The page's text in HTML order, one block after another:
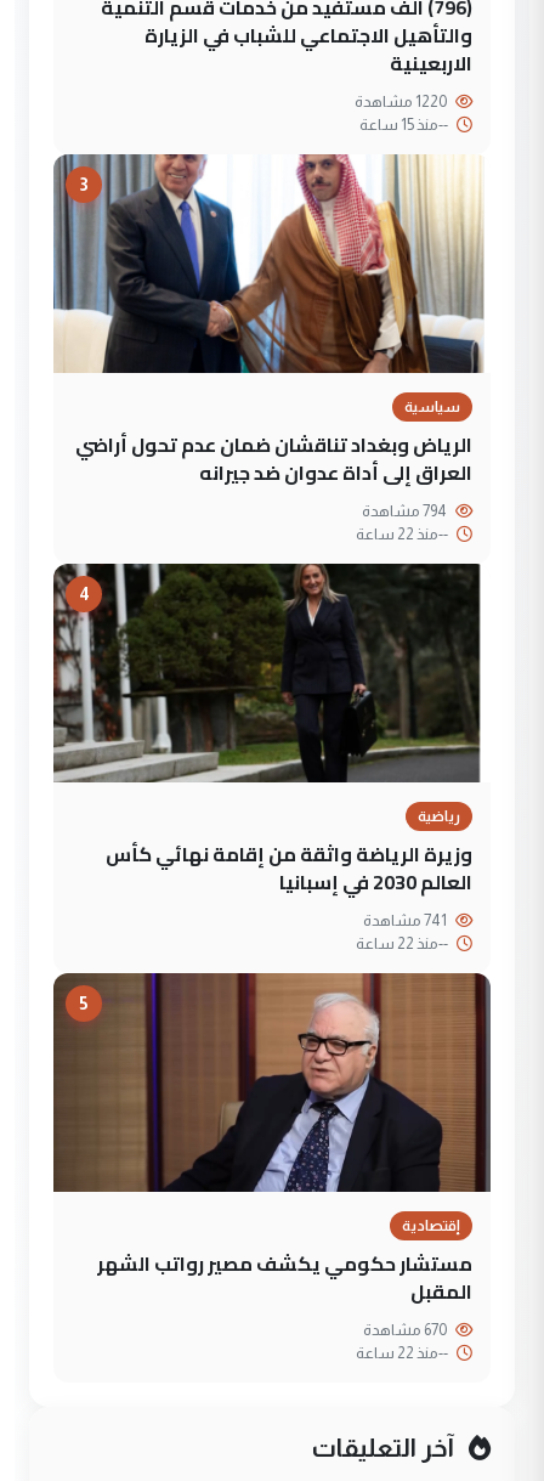
(796) الف مستفيد من خدمات قسم التنمية
والتأهيل الاجتماعي للشباب في الزيارة
الاربعينية
--منذ 15 ساعة
3
سياسية
الرياض وبغداد تناقشان ضمان عدم تحول أراضي
العراق إلى أداة عدوان ضد جيرانه
--منذ 22 ساعة
4
رياضية
وزيرة الرياضة واثقة من إقامة نهائي كأس
العالم 2030 في إسبانيا
--منذ 22 ساعة
5
إقتصادية
مستشار حكومي يكشف مصير رواتب الشهر
المقبل
--منذ 22 ساعة
آخر التعليقات